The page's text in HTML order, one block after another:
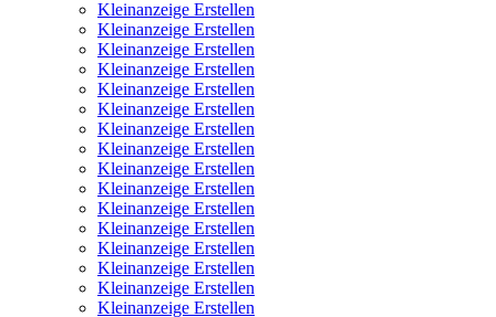
Kleinanzeige Erstellen
Kleinanzeige Erstellen
Kleinanzeige Erstellen
Kleinanzeige Erstellen
Kleinanzeige Erstellen
Kleinanzeige Erstellen
Kleinanzeige Erstellen
Kleinanzeige Erstellen
Kleinanzeige Erstellen
Kleinanzeige Erstellen
Kleinanzeige Erstellen
Kleinanzeige Erstellen
Kleinanzeige Erstellen
Kleinanzeige Erstellen
Kleinanzeige Erstellen
Kleinanzeige Erstellen